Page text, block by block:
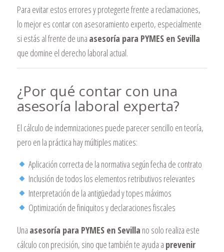
Para evitar estos errores y protegerte frente a reclamaciones,
lo mejor es contar con asesoramiento experto, especialmente
si estás al frente de una asesoría para PYMES en Sevilla
que domine el derecho laboral actual.
¿Por qué contar con una
asesoría laboral experta?
El cálculo de indemnizaciones puede parecer sencillo en teoría,
pero en la práctica hay múltiples matices:
Aplicación correcta de la normativa según fecha de contrato
Inclusión de todos los elementos retributivos relevantes
Interpretación de la antigüedad y topes máximos
Optimización de finiquitos y declaraciones fiscales
Una asesoría para PYMES en Sevilla no solo realiza este
cálculo con precisión, sino que también te ayuda a prevenir